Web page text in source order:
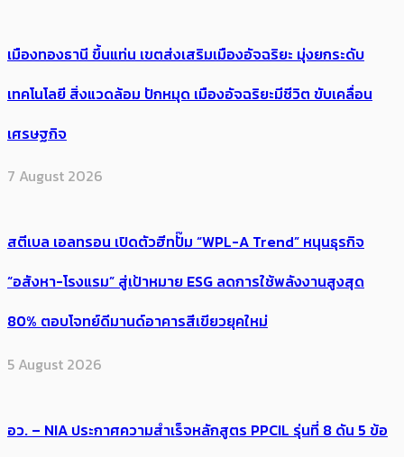
เมืองทองธานี ขึ้นแท่น เขตส่งเสริมเมืองอัจฉริยะ มุ่งยกระดับ
เทคโนโลยี สิ่งแวดล้อม ปักหมุด เมืองอัจฉริยะมีชีวิต ขับเคลื่อน
เศรษฐกิจ
7 August 2026
สตีเบล เอลทรอน เปิดตัวฮีทปั๊ม “WPL-A Trend” หนุนธุรกิจ
“อสังหา-โรงแรม” สู่เป้าหมาย ESG ลดการใช้พลังงานสูงสุด
80% ตอบโจทย์ดีมานด์อาคารสีเขียวยุคใหม่
5 August 2026
อว. – NIA ประกาศความสำเร็จหลักสูตร PPCIL รุ่นที่ 8 ดัน 5 ข้อ